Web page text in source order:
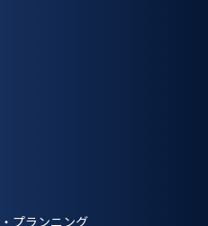
プランニング